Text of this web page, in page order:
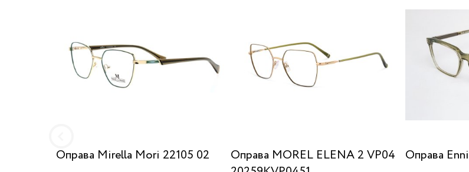
Оправа Mirella Mori 22105 02
Оправа MOREL ELENA 2 VP04
Оправа